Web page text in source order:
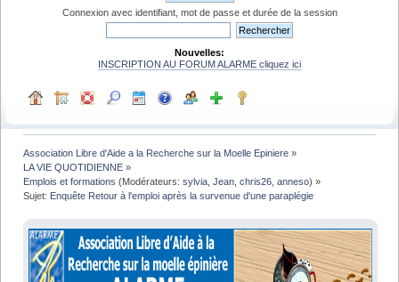
Connexion avec identifiant, mot de passe et durée de la session
Nouvelles:
INSCRIPTION AU FORUM ALARME cliquez ici
Association Libre d'Aide a la Recherche sur la Moelle Epiniere »
LA VIE QUOTIDIENNE »
Emplois et formations (Modérateurs:sylvia ,Jean ,chris26 ,anneso) »
Sujet: Enquête Retour à l'emploi après la survenue d'une paraplégie